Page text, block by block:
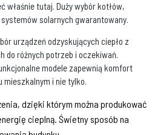
właśnie tutaj. Duży wybór kotłów,
solarnych gwarantowany.
urządzeń odzyskujących ciepło z
do różnych potrzeb i oczekiwań.
modele zapewnią komfort
mieszkalnym i nie tylko.
dzięki którym można produkować
cieplną. Świetny sposób na